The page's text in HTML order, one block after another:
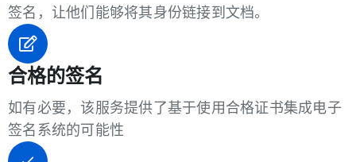
签名，让他们能够将其身份链接到文档。
合格的签名
如有必要，该服务提供了基于使用合格证书集成电子
签名系统的可能性